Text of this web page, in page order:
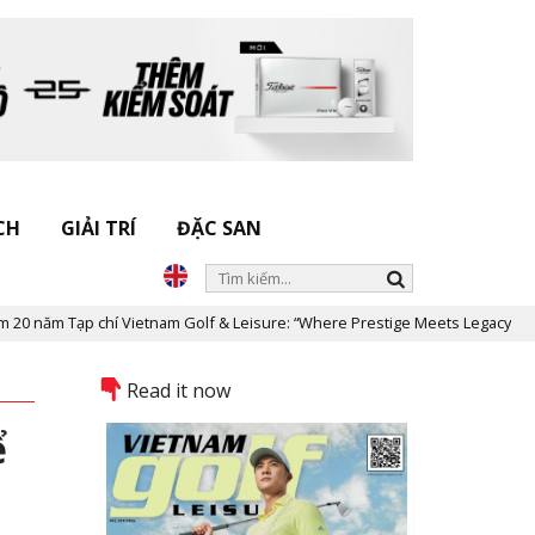
GIẢI TRÍ ĐẶC SAN
chí Vietnam Golf & Leisure: “Where Prestige Meets Legacy” Dấu
Read it now